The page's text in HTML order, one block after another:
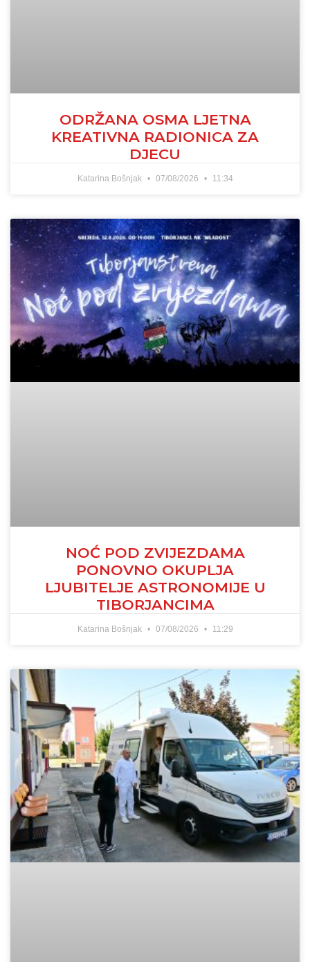
ODRŽANA OSMA LJETNA
KREATIVNA RADIONICA ZA
DJECU
Katarina Bošnjak 07/08/2026 11:34
NOĆ POD ZVIJEZDAMA
PONOVNO OKUPLJA
LJUBITELJE ASTRONOMIJE U
TIBORJANCIMA
Katarina Bošnjak 07/08/2026 11:29